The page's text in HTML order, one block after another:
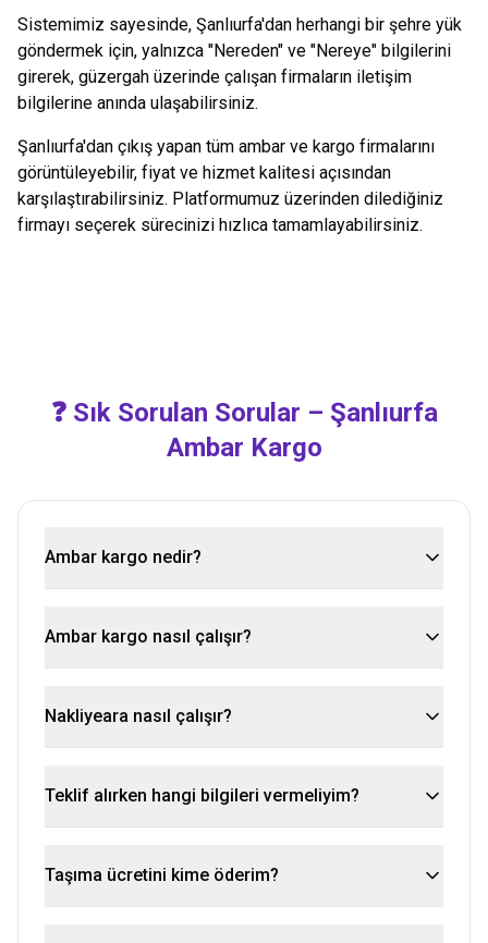
Sistemimiz sayesinde, Şanlıurfa'dan herhangi bir şehre yük
göndermek için, yalnızca "Nereden" ve "Nereye" bilgilerini
girerek, güzergah üzerinde çalışan firmaların iletişim
bilgilerine anında ulaşabilirsiniz.
Şanlıurfa'dan çıkış yapan tüm ambar ve kargo firmalarını
görüntüleyebilir, fiyat ve hizmet kalitesi açısından
karşılaştırabilirsiniz. Platformumuz üzerinden dilediğiniz
firmayı seçerek sürecinizi hızlıca tamamlayabilirsiniz.
❓ Sık Sorulan Sorular – Şanlıurfa
Ambar Kargo
Ambar kargo nedir?
Ambar kargo nasıl çalışır?
Nakliyeara nasıl çalışır?
Teklif alırken hangi bilgileri vermeliyim?
Taşıma ücretini kime öderim?